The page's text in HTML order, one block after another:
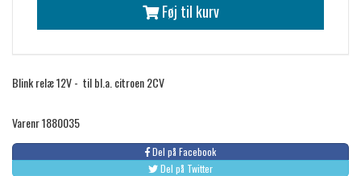
Føj til kurv
Blink relæ 12V - til bl.a. citroen 2CV
Varenr 1880035
Del på Facebook
Del på Twitter